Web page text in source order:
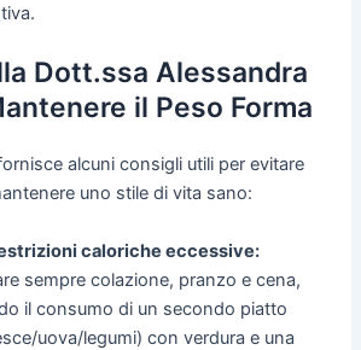
Dott.ssa Alessandra
il Peso Forma
alcuni consigli utili per evitare
uno stile di vita sano:
caloriche eccessive:
sempre colazione, pranzo e cena,
il consumo di un secondo piatto
uova/legumi) con verdura e una